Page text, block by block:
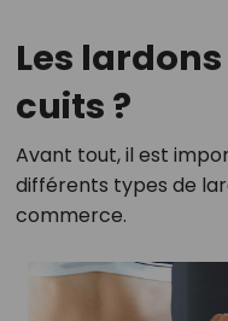
Les
cuits ?
Avant tout, il est
différents types de
commerce.